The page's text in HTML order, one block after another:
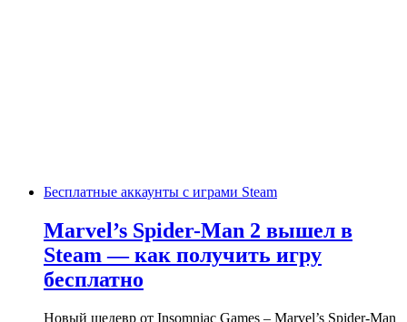
Бесплатные аккаунты с играми Steam
Marvel’s Spider-Man 2 вышел в
Steam — как получить игру
бесплатно
Новый шедевр от Insomniac Games – Marvel’s Spider-Man